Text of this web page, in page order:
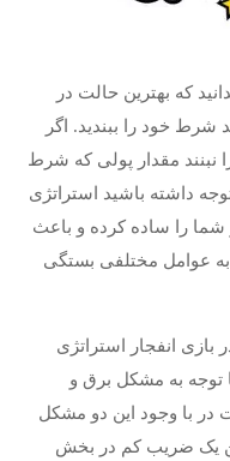
که بهترین حالت در
خود را ببندید. اگر
مقدار پولی که شرط
داشته باشید استراتژی
شما را ساده کرده و باعث
عوامل مختلفی بستگی
بازی انفجار استراتژی
توجه به مشکل برق و
در با وجود این دو مشکل
یک ضریب کم در بخش